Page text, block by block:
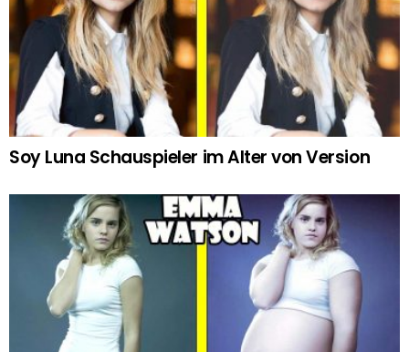
Soy Luna Schauspieler im Alter von Version